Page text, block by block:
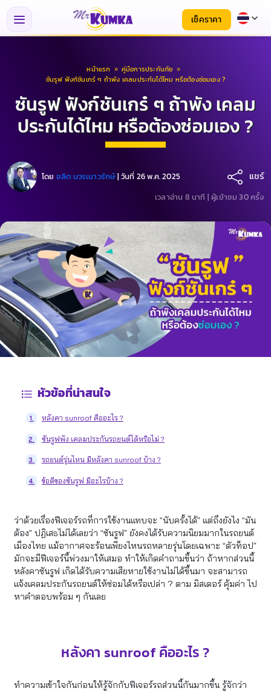
เช็คราคา
หน้าแรก » คู่มือการประกันภัย »
ซันรูฟ ฟังก์ชันเกร๋ ๆ ถ้าพัง เคลมประกันได้ไหม หรือต้องซ่อมเอง ?
ซันรูฟ ฟังก์ชันเกร๋ ๆ ถ้าพัง เคลม
ประกันได้ไหม หรือต้องซ่อมเอง ?
โดย ชลิต บวรเนาวรักษ์ | วันที่ 26 พ.ค. 2025 แชร์
เวลาอ่าน 8 นาที | ผู้เข้าชม 30 ครั้ง
หัวข้อที่น่าสนใจ
1. หลังคา sunroof คืออะไร ?
2. ซันรูฟพัง เคลมประกันรถยนต์ได้หรือไม่ ?
3. รถยนต์รุ่นไหน มีหลังคา sunroof บ้าง ?
4. ข้อดีของซันรูฟ มีอะไรบ้าง ?
ว่าด้วยเรื่องฟีเจอร์รถที่การใช้งานแทบจะ “นับครั้งได้” แต่ถึงยังไง “มัน
ต้อง” ปฏิเสธไม่ได้เลยว่า “ซันรูฟ” ยังคงได้รับความนิยมมากในรถยนต์
เมืองไทย แม้อากาศจะร้อนเพียงไหนรถหลายรุ่นโดยเฉพาะ “ตัวท็อป”
มักจะมีฟีเจอร์นี้พ่วงมาให้เสมอ ทำให้เกิดคำถามขึ้นว่า ถ้าหากส่วนนี้
หลังคาซันรูฟ เกิดได้รับความเสียหายใช้งานไม่ได้ขึ้นมา จะสามารถ
แจ้งเคลมประกันรถยนต์ให้ซ่อมได้หรือเปล่า ? ตาม มิสเตอร์ คุ้มค่า ไป
หาคำตอบพร้อม ๆ กันเลย
หลังคา sunroof คืออะไร ?
ทำความเข้าใจกันก่อนให้รู้จักกับฟีเจอร์รถส่วนนี้กันมากขึ้น รู้จักว่า